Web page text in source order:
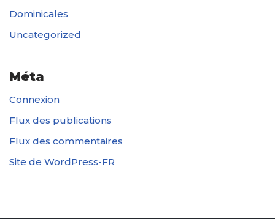
Dominicales
Uncategorized
Méta
Connexion
Flux des publications
Flux des commentaires
Site de WordPress-FR